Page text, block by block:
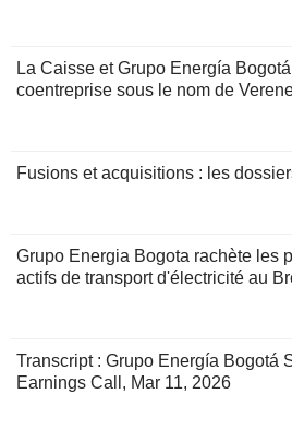
La Caisse et Grupo Energía
coentreprise sous le nom de
Fusions et acquisitions : les
Grupo Energia Bogota rachète les
actifs de transport d'électricité au
Transcript : Grupo Energía Bogotá
Earnings Call, Mar 11, 2026